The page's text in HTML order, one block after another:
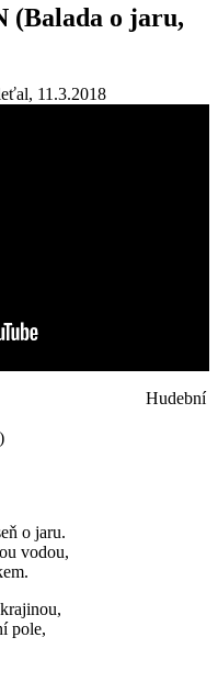
o jaru,
11.3.2018
Hudební
o jaru.
vodou,
pole,